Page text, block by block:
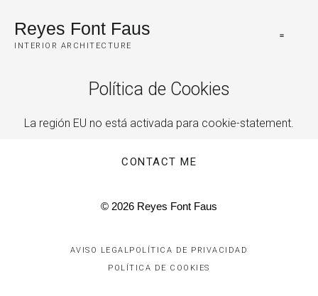
Reyes Font Faus
INTERIOR ARCHITECTURE
Política de Cookies
La región EU no está activada para cookie-statement.
CONTACT ME
© 2026 Reyes Font Faus
AVISO LEGALPOLÍTICA DE PRIVACIDAD
POLÍTICA DE COOKIES